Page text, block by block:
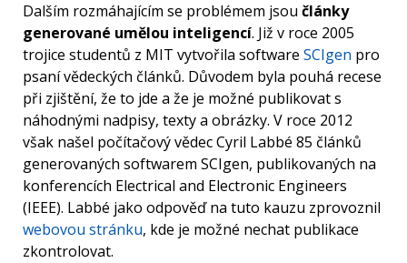
Dalším rozmáhajícím se problémem jsou články
generované umělou inteligencí. Již v roce 2005
trojice studentů z MIT vytvořila software SCIgen pro
psaní vědeckých článků. Důvodem byla pouhá recese
při zjištění, že to jde a že je možné publikovat s
náhodnými nadpisy, texty a obrázky. V roce 2012
však našel počítačový vědec Cyril Labbé 85 článků
generovaných softwarem SCIgen, publikovaných na
konferencích Electrical and Electronic Engineers
(IEEE). Labbé jako odpověď na tuto kauzu zprovoznil
webovou stránku, kde je možné nechat publikace
zkontrolovat.